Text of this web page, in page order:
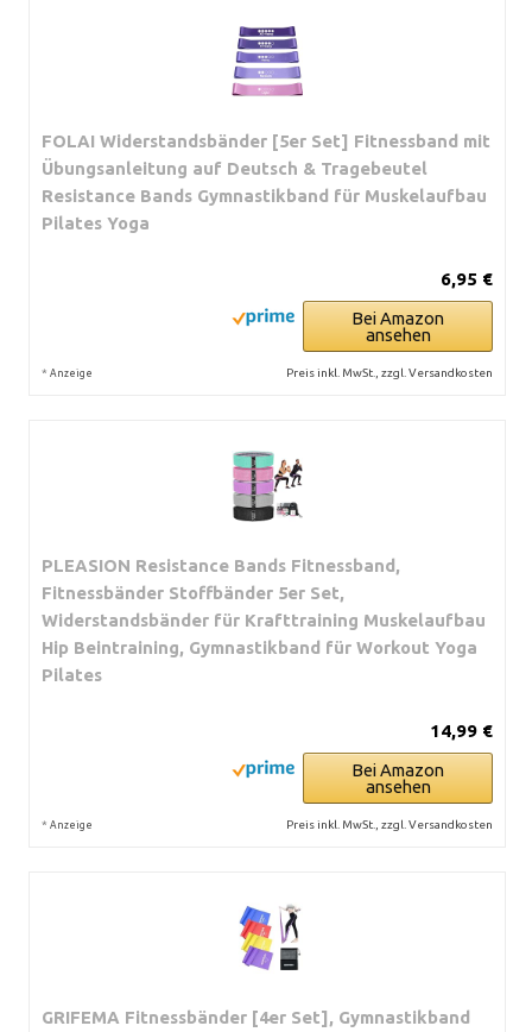
FOLAI Widerstandsbänder [5er Set] Fitnessband mit
Übungsanleitung auf Deutsch & Tragebeutel
Resistance Bands Gymnastikband für Muskelaufbau
Pilates Yoga
6,95 €
Bei Amazon
ansehen
* Anzeige Preis inkl. MwSt., zzgl. Versandkosten
PLEASION Resistance Bands Fitnessband,
Fitnessbänder Stoffbänder 5er Set,
Widerstandsbänder für Krafttraining Muskelaufbau
Hip Beintraining, Gymnastikband für Workout Yoga
Pilates
14,99 €
Bei Amazon
ansehen
* Anzeige Preis inkl. MwSt., zzgl. Versandkosten
GRIFEMA Fitnessbänder [4er Set], Gymnastikband